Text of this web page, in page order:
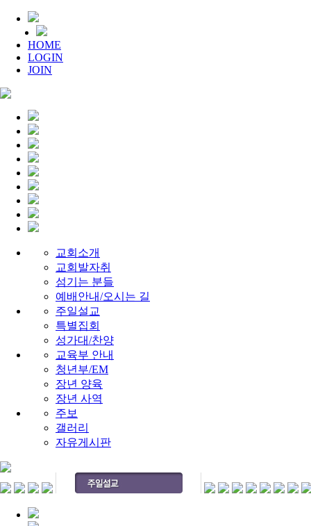
HOME
LOGIN
JOIN
교회소개
교회발자취
섬기는 분들
예배안내/오시는 길
주일설교
특별집회
성가대/찬양
교육부 안내
청년부/EM
장년 양육
장년 사역
주보
갤러리
자유게시판